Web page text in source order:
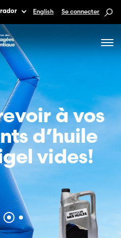
English Se connecter
pour un
fait.
à vos
d’huile
vides!
de